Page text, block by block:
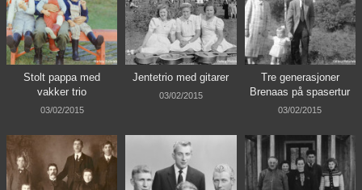
Stolt pappa med
vakker trio
03/02/2015
Jentetrio med gitarer
03/02/2015
Tre generasjoner
Brenaas på spasertur
03/02/2015